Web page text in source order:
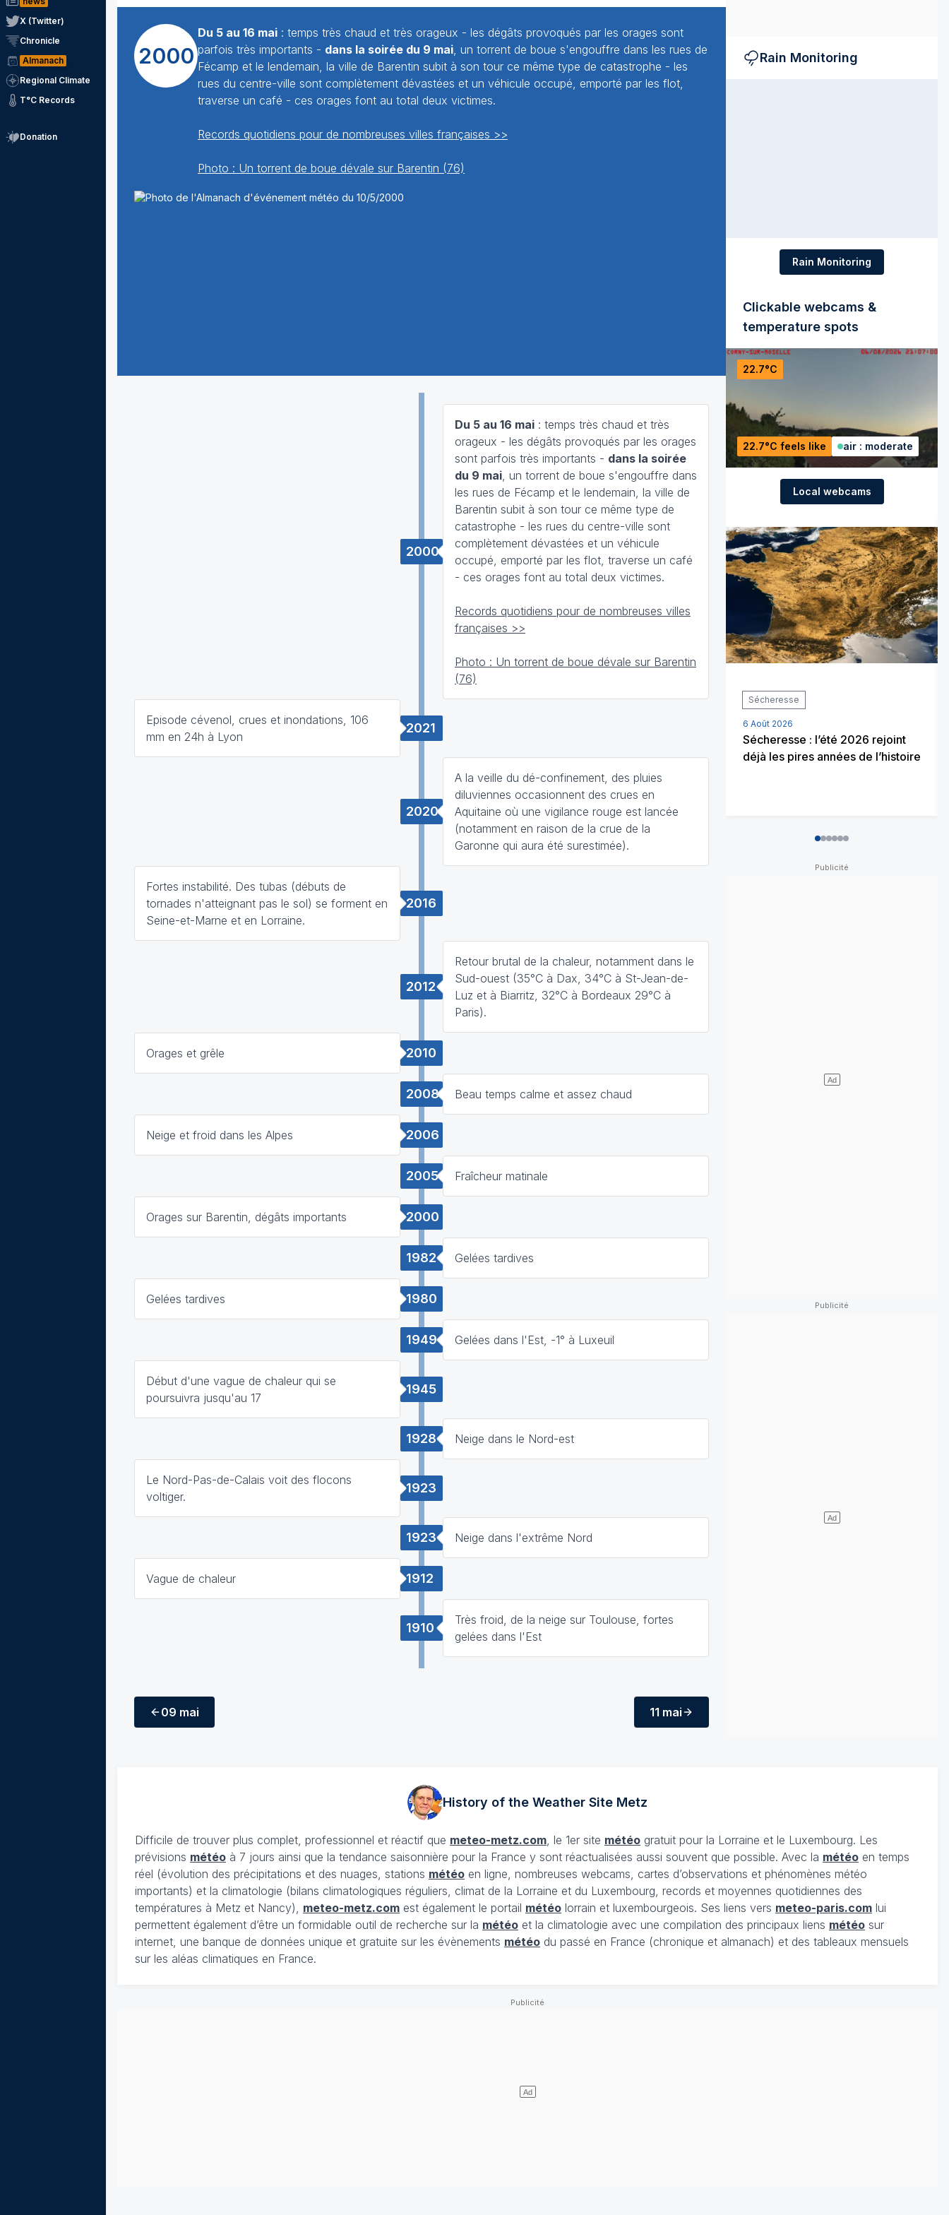
X (Twitter)
Chronicle
Almanach
Regional Climate
T°C Records
Donation
2000
Du 5 au 16 mai : temps très chaud et très orageux - les dégâts provoqués par les orages sont
parfois très importants - dans la soirée du 9 mai, un torrent de boue s'engouffre dans les rues de
Fécamp et le lendemain, la ville de Barentin subit à son tour ce même type de catastrophe - les
rues du centre-ville sont complètement dévastées et un véhicule occupé, emporté par les flot,
traverse un café - ces orages font au total deux victimes.
Records quotidiens pour de nombreuses villes françaises >>
Photo : Un torrent de boue dévale sur Barentin (76)
2000
Du 5 au 16 mai : temps très chaud et très
orageux - les dégâts provoqués par les orages
sont parfois très importants - dans la soirée
du 9 mai, un torrent de boue s'engouffre dans
les rues de Fécamp et le lendemain, la ville de
Barentin subit à son tour ce même type de
catastrophe - les rues du centre-ville sont
complètement dévastées et un véhicule
occupé, emporté par les flot, traverse un café
- ces orages font au total deux victimes.
Records quotidiens pour de nombreuses villes
françaises >>
Photo : Un torrent de boue dévale sur Barentin
(76)
2021
Episode cévenol, crues et inondations, 106
mm en 24h à Lyon
2020
A la veille du dé-confinement, des pluies
diluviennes occasionnent des crues en
Aquitaine où une vigilance rouge est lancée
(notamment en raison de la crue de la
Garonne qui aura été surestimée).
2016
Fortes instabilité. Des tubas (débuts de
tornades n'atteignant pas le sol) se forment en
Seine-et-Marne et en Lorraine.
2012
Retour brutal de la chaleur, notamment dans le
Sud-ouest (35°C à Dax, 34°C à St-Jean-de-
Luz et à Biarritz, 32°C à Bordeaux 29°C à
Paris).
2010
Orages et grêle
2008 Beau temps calme et assez chaud
2006
Neige et froid dans les Alpes
2005 Fraîcheur matinale
2000
Orages sur Barentin, dégâts importants
1982 Gelées tardives
1980
Gelées tardives
1949 Gelées dans l'Est, -1° à Luxeuil
1945
Début d'une vague de chaleur qui se
poursuivra jusqu'au 17
1928 Neige dans le Nord-est
1923
Le Nord-Pas-de-Calais voit des flocons
voltiger.
1923 Neige dans l'extrême Nord
1912
Vague de chaleur
1910
Très froid, de la neige sur Toulouse, fortes
gelées dans l'Est
09 mai 11 mai
Rain Monitoring
Rain Monitoring
Clickable webcams &
temperature spots
22.7°C
22.7°C feels like air : moderate
Local webcams
Sécheresse
6 Août 2026
Sécheresse : l’été 2026 rejoint
déjà les pires années de l’histoire
012345
History of the Weather Site Metz
Difficile de trouver plus complet, professionnel et réactif que meteo-metz.com, le 1er site météo gratuit pour la Lorraine et le Luxembourg. Les
prévisions météo à 7 jours ainsi que la tendance saisonnière pour la France y sont réactualisées aussi souvent que possible. Avec la météo en temps
réel (évolution des précipitations et des nuages, stations météo en ligne, nombreuses webcams, cartes d’observations et phénomènes météo
importants) et la climatologie (bilans climatologiques réguliers, climat de la Lorraine et du Luxembourg, records et moyennes quotidiennes des
températures à Metz et Nancy), meteo-metz.com est également le portail météo lorrain et luxembourgeois. Ses liens vers meteo-paris.com lui
permettent également d’être un formidable outil de recherche sur la météo et la climatologie avec une compilation des principaux liens météo sur
internet, une banque de données unique et gratuite sur les évènements météo du passé en France (chronique et almanach) et des tableaux mensuels
sur les aléas climatiques en France.